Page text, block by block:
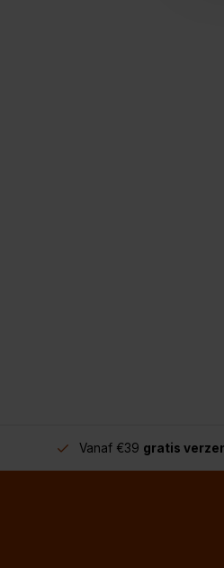
Vanaf €39 gratis